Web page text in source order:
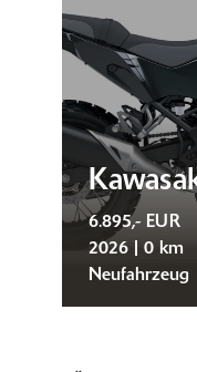
6.895,- EUR
2026 | 0 km
Neufahrzeug